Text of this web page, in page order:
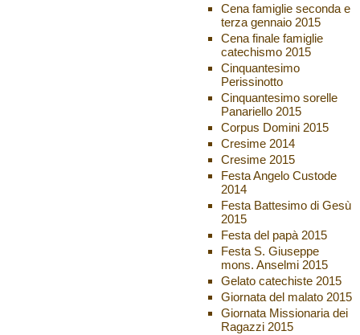
Cena famiglie seconda e
terza gennaio 2015
Cena finale famiglie
catechismo 2015
Cinquantesimo
Perissinotto
Cinquantesimo sorelle
Panariello 2015
Corpus Domini 2015
Cresime 2014
Cresime 2015
Festa Angelo Custode
2014
Festa Battesimo di Gesù
2015
Festa del papà 2015
Festa S. Giuseppe
mons. Anselmi 2015
Gelato catechiste 2015
Giornata del malato 2015
Giornata Missionaria dei
Ragazzi 2015